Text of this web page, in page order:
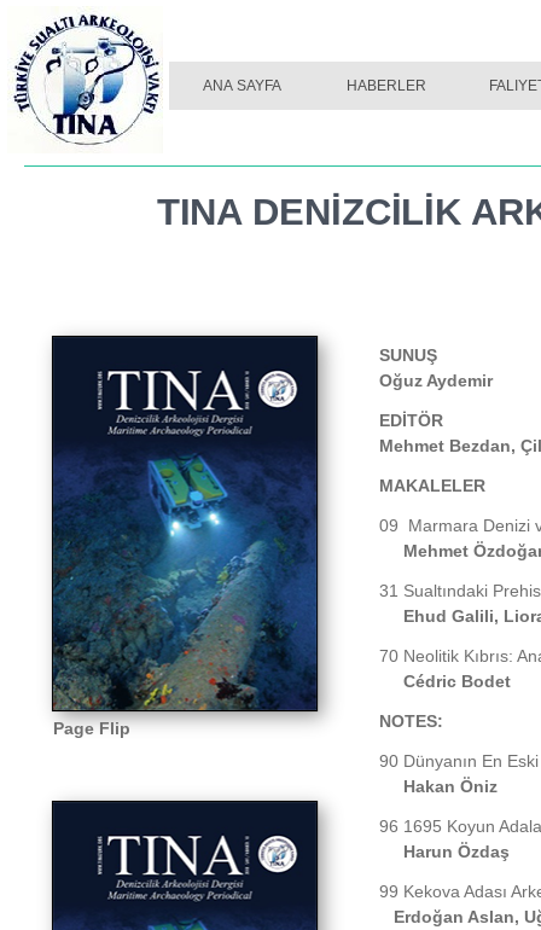
TINA DERGI SAYI 01 TINA DERGI SAYI 02
ANA SAYFA HABERLER
TINA DENİZCİLİK
Page Flip
SUNUŞ
Oğuz Aydemir
EDİTÖR
Mehmet Bezdan,
MAKALELER
09 Marmara Denizi
Mehmet
31 Sualtındaki
Ehud Galili,
70 Neolitik Kıbrıs:
Cédric Bodet
NOTES:
90 Dünyanın En
Hakan Öniz
96 1695 Koyun
Harun Özdaş
99 Kekova Adası
Erdoğan Aslan,